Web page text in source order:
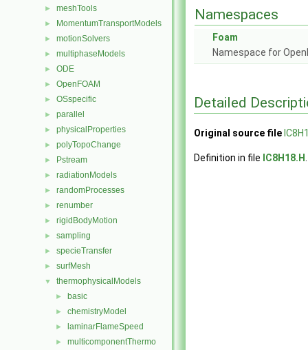
► meshTools
► MomentumTransportModels
► motionSolvers
► multiphaseModels
► ODE
► OpenFOAM
► OSspecific
► parallel
► physicalProperties
► polyTopoChange
► Pstream
► radiationModels
► randomProcesses
► renumber
► rigidBodyMotion
► sampling
► specieTransfer
► surfMesh
▼ thermophysicalModels
► basic
► chemistryModel
► laminarFlameSpeed
► multicomponentThermo
Namespaces
Foam
Namespace for
Detailed
Original source file
Definition in file IC8H18.H